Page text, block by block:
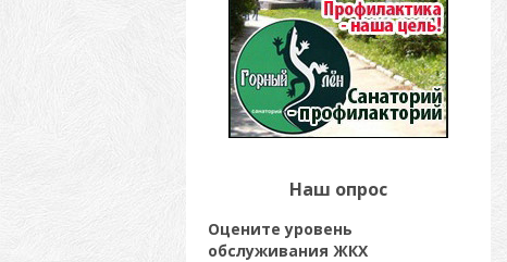
Наш опрос
Оцените уровень
обслуживания ЖКХ